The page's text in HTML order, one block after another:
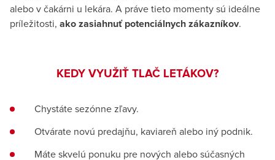
alebo v čakárni u lekára. A práve tieto momenty sú ideálne
príležitosti, ako zasiahnuť potenciálnych zákazníkov.
KEDY VYUŽIŤ TLAČ LETÁKOV?
Chystáte sezónne zľavy.
Otvárate novú predajňu, kaviareň alebo iný podnik.
Máte skvelú ponuku pre nových alebo súčasných